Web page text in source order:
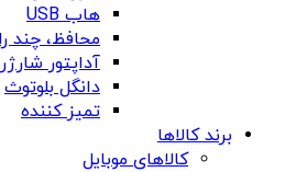
هاب USB
محافظ، چند
آداپتور
دانگل بلوتوث
تمیز کننده
برند کالاها
کالاهای موبایل